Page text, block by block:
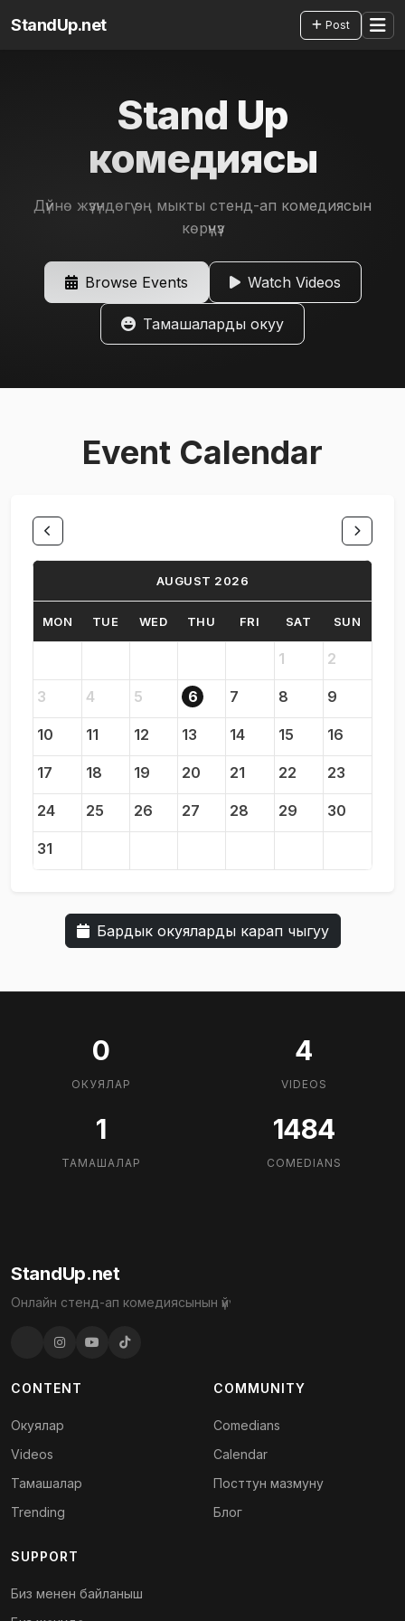
StandUp.net Post
Stand Up
комедиясы
Дүйнө жүзүндөгү эң мыкты стенд-ап комедиясын
көрүңүз
Browse Events Watch Videos
Тамашаларды окуу
Event Calendar
AUGUST 2026
MON TUE WED THU FRI SAT SUN
1 2
3 4 5 6 7 8 9
10 11 12 13 14 15 16
17 18 19 20 21 22 23
24 25 26 27 28 29 30
31
Бардык окуяларды карап чыгуу
0
ОКУЯЛАР
4
VIDEOS
1
ТАМАШАЛАР
1484
COMEDIANS
StandUp.net
Онлайн стенд-ап комедиясынын үйү
CONTENT
Окуялар
Videos
Тамашалар
Trending
COMMUNITY
Comedians
Calendar
Посттун мазмуну
Блог
SUPPORT
Биз менен байланыш